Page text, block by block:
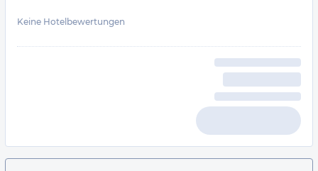
Keine Hotelbewertungen